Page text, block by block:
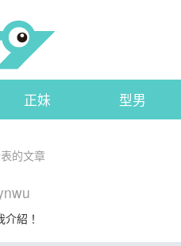
正妹 型男
的文章
紹！